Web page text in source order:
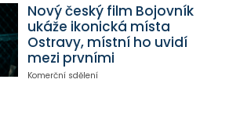
Nový český film Bojovník
ukáže ikonická místa
Ostravy, místní ho uvidí
mezi prvními
Komerční sdělení